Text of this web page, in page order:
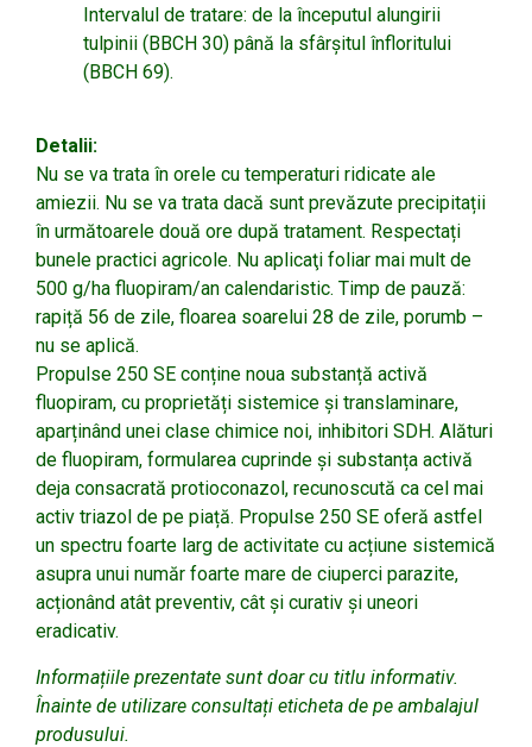
Intervalul de tratare: de la începutul alungirii
tulpinii (BBCH 30) până la sfârşitul înfloritului
(BBCH 69).
Detalii:
Nu se va trata în orele cu temperaturi ridicate ale
amiezii. Nu se va trata dacă sunt prevăzute precipitații
în următoarele două ore după tratament. Respectați
bunele practici agricole. Nu aplicaţi foliar mai mult de
500 g/ha fluopiram/an calendaristic. Timp de pauză:
rapiță 56 de zile, floarea soarelui 28 de zile, porumb –
nu se aplică.
Propulse 250 SE conține noua substanță activă
fluopiram, cu proprietăți sistemice și translaminare,
aparținând unei clase chimice noi, inhibitori SDH. Alături
de fluopiram, formularea cuprinde și substanța activă
deja consacrată protioconazol, recunoscută ca cel mai
activ triazol de pe piață. Propulse 250 SE oferă astfel
un spectru foarte larg de activitate cu acțiune sistemică
asupra unui număr foarte mare de ciuperci parazite,
acționând atât preventiv, cât și curativ și uneori
eradicativ.
Informațiile prezentate sunt doar cu titlu informativ.
Înainte de utilizare consultați eticheta de pe ambalajul
produsului.